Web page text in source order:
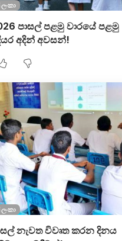
ලංකා
පාසල් පළමු වාරයේ පළමු
අදින් අවසන්!
ලංකා
නැවත විවෘත කරන දිනය